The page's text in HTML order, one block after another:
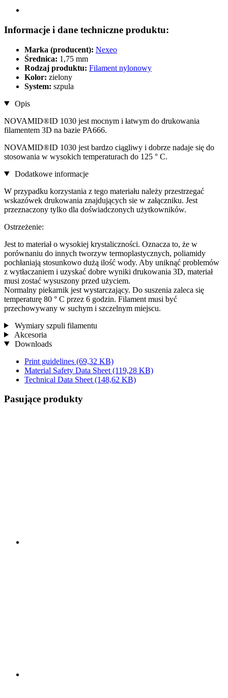
Informacje i dane techniczne produktu:
Marka (producent): Nexeo
Średnica: 1,75 mm
Rodzaj produktu: Filament nylonowy
Kolor: zielony
System: szpula
Opis
NOVAMID®ID 1030 jest mocnym i łatwym do drukowania
filamentem 3D na bazie PA666.
NOVAMID®ID 1030 jest bardzo ciągliwy i dobrze nadaje się do
stosowania w wysokich temperaturach do 125 ° C.
Dodatkowe informacje
W przypadku korzystania z tego materiału należy przestrzegać
wskazówek drukowania znajdujących sie w załączniku. Jest
przeznaczony tylko dla doświadczonych użytkowników.
Ostrzeżenie:
Jest to materiał o wysokiej krystaliczności. Oznacza to, że w
porównaniu do innych tworzyw termoplastycznych, poliamidy
pochłaniają stosunkowo dużą ilość wody. Aby uniknąć problemów
z wytłaczaniem i uzyskać dobre wyniki drukowania 3D, materiał
musi zostać wysuszony przed użyciem.
Normalny piekarnik jest wystarczający. Do suszenia zaleca się
temperaturę 80 ° C przez 6 godzin. Filament musi być
przechowywany w suchym i szczelnym miejscu.
Wymiary szpuli filamentu
Akcesoria
Downloads
Print guidelines (69,32 KB)
Material Safety Data Sheet (119,28 KB)
Technical Data Sheet (148,62 KB)
Pasujące produkty